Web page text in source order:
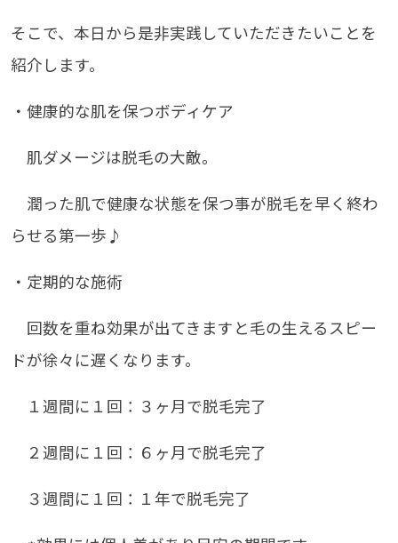
そこで、本日から是非実践していただきたいことを
紹介します。
・健康的な肌を保つボディケア
肌ダメージは脱毛の大敵。
潤った肌で健康な状態を保つ事が脱毛を早く終わ
らせる第一歩♪
・定期的な施術
回数を重ね効果が出てきますと毛の生えるスピー
ドが徐々に遅くなります。
１週間に１回：３ヶ月で脱毛完了
２週間に１回：６ヶ月で脱毛完了
３週間に１回：１年で脱毛完了